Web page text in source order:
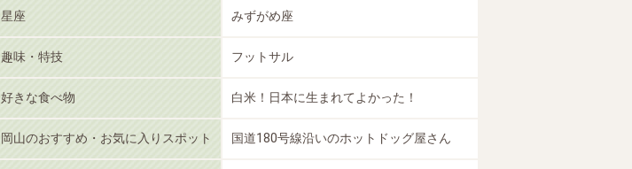
星座 みずがめ座
趣味・特技 フットサル
好きな食べ物 白米！日本に生まれてよかった！
岡山のおすすめ・お気に入りスポット 国道180号線沿いのホットドッグ屋さん